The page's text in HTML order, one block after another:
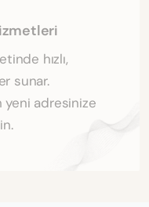
hızlı,
sunar.
yeni adresinize